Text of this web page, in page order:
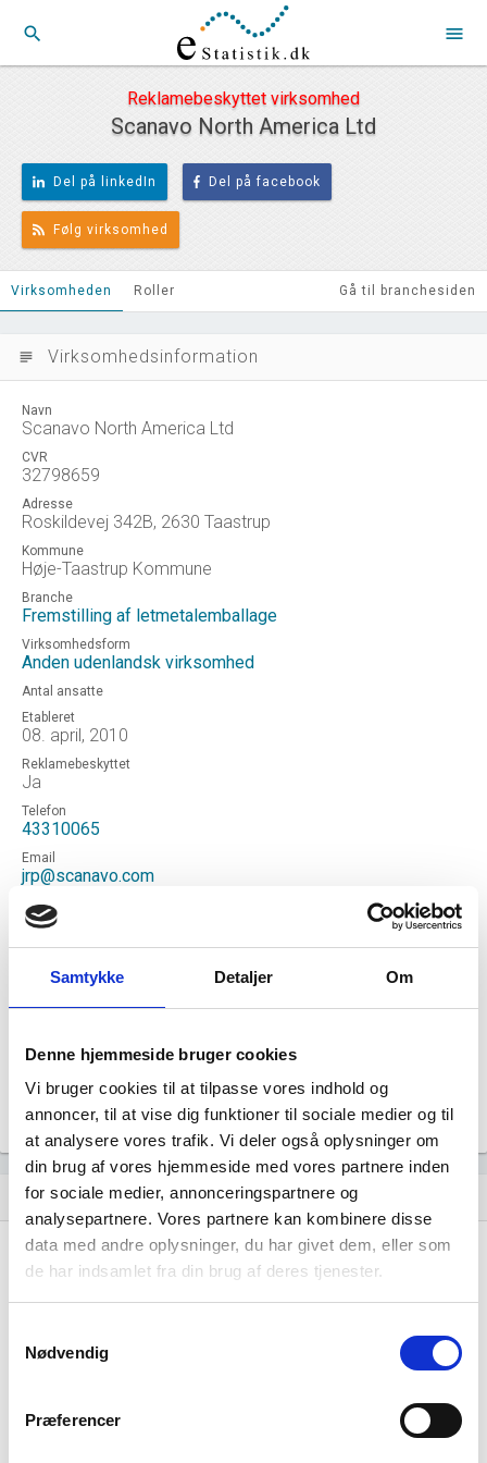
Samtykke Detaljer Om
Denne hjemmeside bruger cookies
Vi bruger cookies til at tilpasse vores indhold og
annoncer, til at vise dig funktioner til sociale medier og til
at analysere vores trafik. Vi deler også oplysninger om
din brug af vores hjemmeside med vores partnere inden
for sociale medier, annonceringspartnere og
analysepartnere. Vores partnere kan kombinere disse
data med andre oplysninger, du har givet dem, eller som
de har indsamlet fra din brug af deres tjenester.
Nødvendig
Præferencer
search menu
Reklamebeskyttet virksomhed
Scanavo North America Ltd
Del på linkedIn Del på facebook
Følg virksomhed
Virksomheden Roller Gå til branchesiden
subject Virksomhedsinformation
Navn
Scanavo North America Ltd
CVR
32798659
Adresse
Roskildevej 342B, 2630 Taastrup
Kommune
Høje-Taastrup Kommune
Branche
Fremstilling af letmetalemballage
Virksomhedsform
Anden udenlandsk virksomhed
Antal ansatte
Etableret
08. april, 2010
Reklamebeskyttet
Ja
Telefon
43310065
Email
jrp@scanavo.com
Hjemmeside
Scanavo North America Ltd
Status
Aktiv
Uoplyst
Formål
Uoplyst
Tegningsregel
Uoplyst
show_chart Udvikling i antal ansatte
Scanavo North America Ltd har ikke haft
nogen beskæftigelse endnu. Vi kan derfor
ikke generere figuren for denne virksomhed.